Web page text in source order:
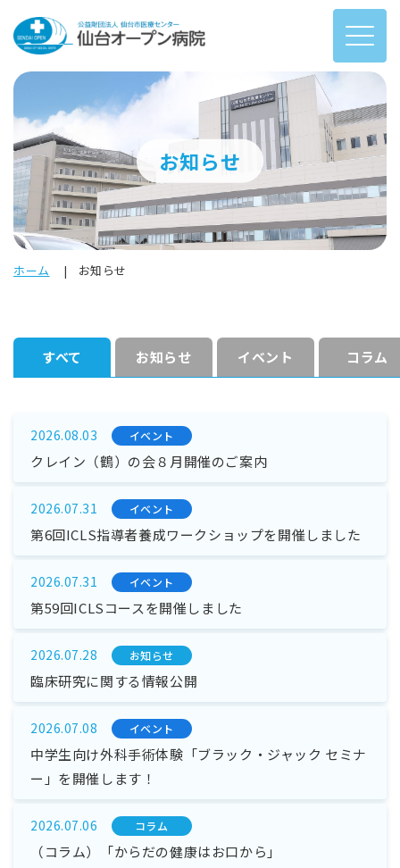
お知らせ
ホーム お知らせ
すべて お知らせ イベント コラム
2026.08.03 イベント
クレイン（鶴）の会８月開催のご案内
2026.07.31 イベント
第6回ICLS指導者養成ワークショップを開催しました
2026.07.31 イベント
第59回ICLSコースを開催しました
2026.07.28 お知らせ
臨床研究に関する情報公開
2026.07.08 イベント
中学生向け外科手術体験「ブラック・ジャック セミナ
ー」を開催します！
2026.07.06 コラム
（コラム）「からだの健康はお口から」